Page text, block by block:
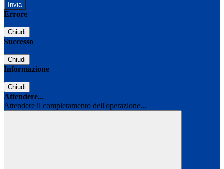
Errore
Chiudi
Successo
Chiudi
Informazione
Chiudi
Attendere...
Attendere il completamento dell'operazione...